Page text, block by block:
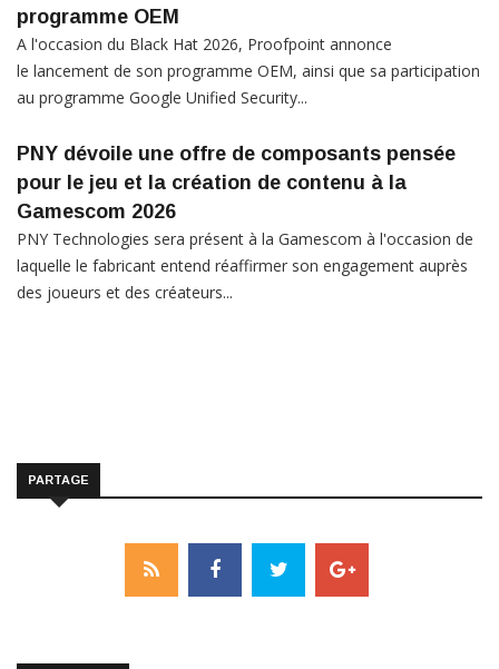
programme OEM
A l'occasion du Black Hat 2026, Proofpoint annonce
le lancement de son programme OEM, ainsi que sa participation
au programme Google Unified Security...
PNY dévoile une offre de composants pensée
pour le jeu et la création de contenu à la
Gamescom 2026
PNY Technologies sera présent à la Gamescom à l'occasion de
laquelle le fabricant entend réaffirmer son engagement auprès
des joueurs et des créateurs...
PARTAGE